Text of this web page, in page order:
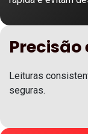
Precisão
Leituras
seguras.